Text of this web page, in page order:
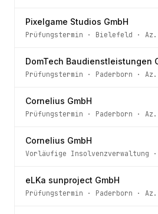
Pixelgame Studios GmbH
Prüfungstermin · Bielefeld · Az.
Prüfungstermin · Paderborn · Az.
Cornelius GmbH
Prüfungstermin · Paderborn · Az.
Cornelius GmbH
Vorläufige Insolvenzverwaltung ·
eLKa sunproject GmbH
Prüfungstermin · Paderborn · Az.